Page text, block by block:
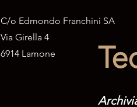
C/o Edmondo Franchini SA
Via Girella 4
6914 Lamone